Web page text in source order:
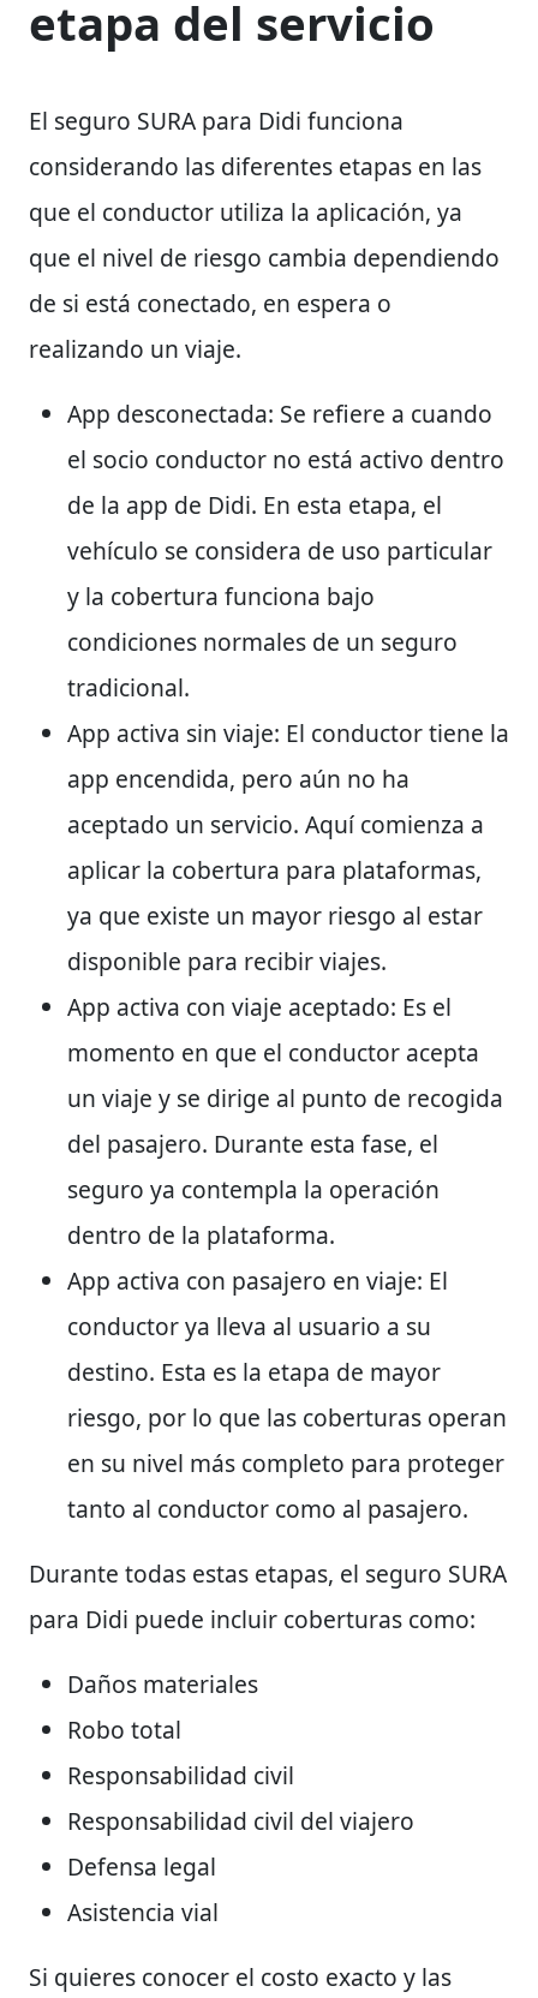
etapa del servicio
El seguro SURA para Didi funciona
considerando las diferentes etapas en las
que el conductor utiliza la aplicación, ya
que el nivel de riesgo cambia dependiendo
de si está conectado, en espera o
realizando un viaje.
App desconectada: Se refiere a cuando
el socio conductor no está activo dentro
de la app de Didi. En esta etapa, el
vehículo se considera de uso particular
y la cobertura funciona bajo
condiciones normales de un seguro
tradicional.
App activa sin viaje: El conductor tiene la
app encendida, pero aún no ha
aceptado un servicio. Aquí comienza a
aplicar la cobertura para plataformas,
ya que existe un mayor riesgo al estar
disponible para recibir viajes.
App activa con viaje aceptado: Es el
momento en que el conductor acepta
un viaje y se dirige al punto de recogida
del pasajero. Durante esta fase, el
seguro ya contempla la operación
dentro de la plataforma.
App activa con pasajero en viaje: El
conductor ya lleva al usuario a su
destino. Esta es la etapa de mayor
riesgo, por lo que las coberturas operan
en su nivel más completo para proteger
tanto al conductor como al pasajero.
Durante todas estas etapas, el seguro SURA
para Didi puede incluir coberturas como:
Daños materiales
Robo total
Responsabilidad civil
Responsabilidad civil del viajero
Defensa legal
Asistencia vial
Si quieres conocer el costo exacto y las